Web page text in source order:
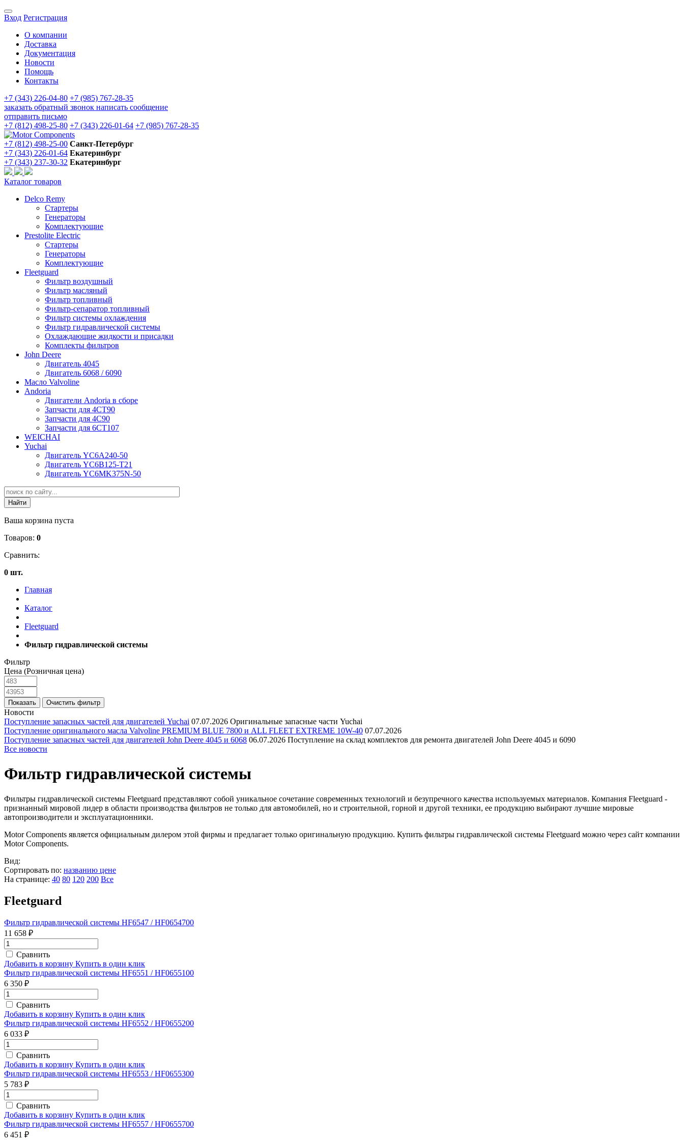
Вход Регистрация
О компании
Доставка
Документация
Новости
Помощь
Контакты
+7 (343) 226-04-80 +7 (985) 767-28-35
заказать обратный звонок написать сообщение
отправить письмо
+7 (812) 498-25-80 +7 (343) 226-01-64 +7 (985) 767-28-35
+7 (812) 498-25-00 Санкт-Петербург
+7 (343) 226-01-64 Екатеринбург
+7 (343) 237-30-32 Екатеринбург
Каталог товаров
Delco Remy
Стартеры
Генераторы
Комплектующие
Prestolite Electric
Стартеры
Генераторы
Комплектующие
Fleetguard
Фильтр воздушный
Фильтр масляный
Фильтр топливный
Фильтр-сепаратор топливный
Фильтр системы охлаждения
Фильтр гидравлической системы
Охлаждающие жидкости и присадки
Комплекты фильтров
John Deere
Двигатель 4045
Двигатель 6068 / 6090
Масло Valvoline
Andoria
Двигатели Andoria в сборе
Запчасти для 4CT90
Запчасти для 4С90
Запчасти для 6CT107
WEICHAI
Yuchai
Двигатель YC6A240-50
Двигатель YC6B125-T21
Двигатель YC6MK375N-50
Ваша корзина пуста
Товаров: 0
Сравнить:
0 шт.
Главная
Каталог
Fleetguard
Фильтр гидравлической системы
Фильтр
Цена (Розничная цена)
Новости
Поступление запасных частей для двигателей Yuchai 07.07.2026 Оригинальные запасные части Yuchai
Поступление оригинального масла Valvoline PREMIUM BLUE 7800 и ALL FLEET EXTREME 10W-40 07.07.2026
Поступление запасных частей для двигателей John Deere 4045 и 6068 06.07.2026 Поступление на склад комплектов для ремонта двигателей John Deere 4045 и 6090
Все новости
Фильтр гидравлической системы
Фильтры гидравлической системы Fleetguard представляют собой уникальное сочетание современных технологий и безупречного качества используемых материалов. Компания Fleetguard -
признанный мировой лидер в области производства фильтров не только для автомобилей, но и строительной, горной и другой техники, ее продукцию выбирают лучшие мировые
автопроизводители и эксплуатационники.
Motor Components является официальным дилером этой фирмы и предлагает только оригинальную продукцию. Купить фильтры гидравлической системы Fleetguard можно через сайт компании
Motor Components.
Вид:
Сортировать по: названию цене
На странице: 40 80 120 200 Все
Fleetguard
Фильтр гидравлической системы HF6547 / HF0654700
11 658 ₽
Сравнить
Добавить в корзину Купить в один клик
Фильтр гидравлической системы HF6551 / HF0655100
6 350 ₽
Сравнить
Добавить в корзину Купить в один клик
Фильтр гидравлической системы HF6552 / HF0655200
6 033 ₽
Сравнить
Добавить в корзину Купить в один клик
Фильтр гидравлической системы HF6553 / HF0655300
5 783 ₽
Сравнить
Добавить в корзину Купить в один клик
Фильтр гидравлической системы HF6557 / HF0655700
6 451 ₽